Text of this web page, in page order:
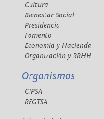
Cultura
Bienestar Social
Presidencia
Fomento
Economía y Hacienda
Organización y RRHH
Organismos
CIPSA
REGTSA